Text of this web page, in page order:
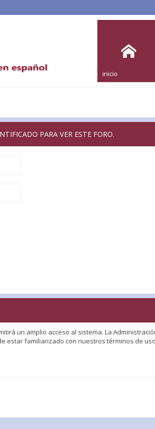
inicio
PARA VER ESTE FORO.
un amplio acceso al sistema. La
estar familiarizado con nuestros términos de